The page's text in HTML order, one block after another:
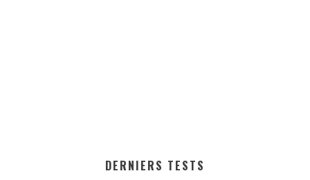
DERNIERS TESTS